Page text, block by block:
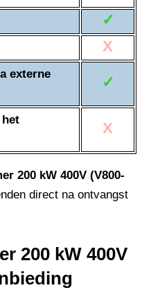
✓
X
externe
✓
X
200 kW 400V (V800-
direct na ontvangst
200 kW 400V